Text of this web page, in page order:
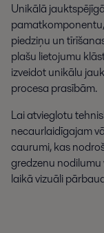
Unikālā
piedziņu un
plašu lietojumu
izveidot unikālu
procesa prasībām.
Lai atvieglotu
necaurlaidīgajam
caurumi, kas
gredzenu
laikā vizuāli